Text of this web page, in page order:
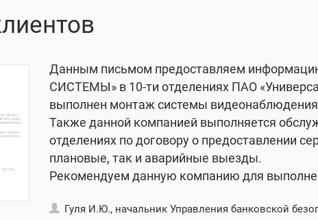
Данным письмом предоставляем
СИСТЕМЫ» в 10-ти отделениях ПАО
выполнен монтаж системы
Также данной компанией выполняется
отделениях по договору о предоставлении
плановые, так и аварийные выезды.
Рекомендуем данную компанию для
о
Гуля И.Ю., начальник Управления банковской